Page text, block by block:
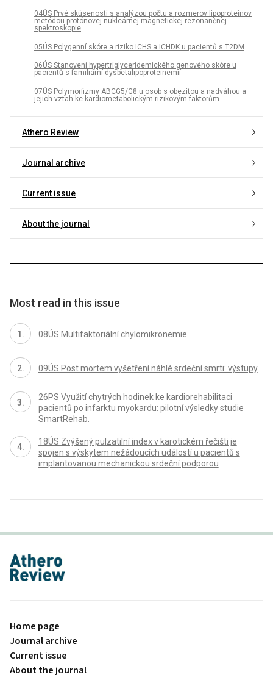
04ÚS Prvé skúsenosti s analýzou počtu a rozmerov lipoproteínov
metódou protónovej nukleárnej magnetickej rezonančnej
spektroskopie
05ÚS Polygenní skóre a riziko ICHS a ICHDK u pacientů s T2DM
06ÚS Stanovení hypertriglyceridemického genového skóre u
pacientů s familiární dysbetalipoproteinemií
07ÚS Polymorfizmy ABCG5/G8 u osob s obezitou a nadváhou a
jejich vztah ke kardiometabolickým rizikovým faktorům
Athero Review
Journal archive
Current issue
About the journal
Most read in this issue
08ÚS Multifaktoriální chylomikronemie
09ÚS Post mortem vyšetření náhlé srdeční smrti: výstupy
26PS Využití chytrých hodinek ke kardiorehabilitaci
pacientů po infarktu myokardu: pilotní výsledky studie
SmartRehab.
18ÚS Zvýšený pulzatilní index v karotickém řečišti je
spojen s výskytem nežádoucích událostí u pacientů s
implantovanou mechanickou srdeční podporou
proLékaře.cz
Home page
Journal archive
Current issue
About the journal